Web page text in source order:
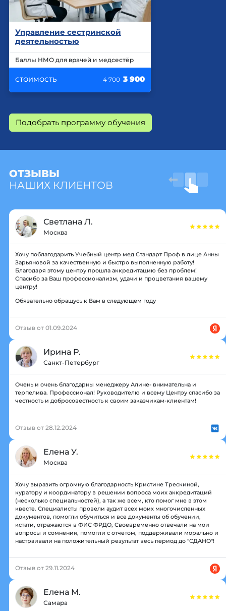
Управление сестринской
деятельностью
Баллы НМО для врачей и медсестёр
СТОИМОСТЬ 4 700 3 900
Подобрать программу обучения
ОТЗЫВЫ
НАШИХ КЛИЕНТОВ
Светлана Л.
Москва
Хочу поблагодарить Учебный центр мед Стандарт Проф в лице Анны
Зарьяновой за качественную и быстро выполненную работу!
Благодаря этому центру прошла аккредитацию без проблем!
Спасибо за Ваш профессионализм, удачи и процветания вашему
центру!
Обязательно обращусь к Вам в следующем году
Отзыв от 01.09.2024
Ирина Р.
Санкт-Петербург
Очень и очень благодарны менеджеру Алине- внимательна и
терпелива. Профессионал! Руководителю и всему Центру спасибо за
честность и добросовестность к своим заказчикам-клиентам!
Отзыв от 28.12.2024
Елена У.
Москва
Хочу выразить огромную благодарность Кристине Трескиной,
куратору и координатору в решении вопроса моих аккредитаций
(несколько специальностей), а так же всем, кто помог мне в этом
квесте. Специалисты провели аудит всех моих многочисленных
документов, помогли обучиться и все документы об обучении,
кстати, отражаются в ФИС ФРДО, Своевременно отвечали на мои
вопросы и сомнения, помогли с отчетом, поддерживали морально и
настраивали на положительный результат весь период до "СДАНО"!
Отзыв от 29.11.2024
Елена М.
Самара